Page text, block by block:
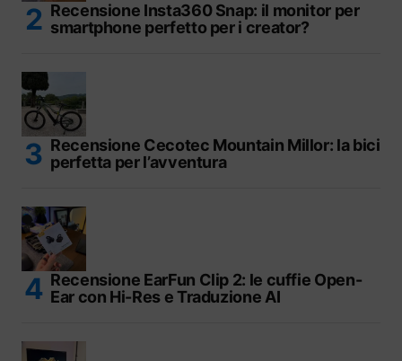
Recensione Insta360 Snap: il monitor per
smartphone perfetto per i creator?
Recensione Cecotec Mountain Millor: la bici
perfetta per l’avventura
Recensione EarFun Clip 2: le cuffie Open-
Ear con Hi-Res e Traduzione AI